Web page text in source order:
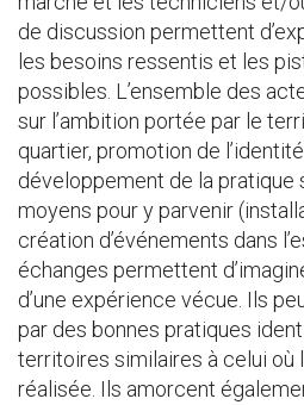
de discussion permettent
les besoins ressentis et les
possibles. L’ensemble des
sur l’ambition portée par le
quartier, promotion de
développement de la pratique
moyens pour y parvenir
création d’événements dans
échanges permettent
d’une expérience vécue. Ils
par des bonnes pratiques
territoires similaires à celui où
réalisée. Ils amorcent